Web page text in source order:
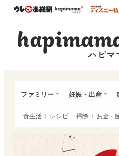
ウレぴあ総研ハピママ*
ファミリー 妊娠・出産
食生活 レシピ 掃除 お金・